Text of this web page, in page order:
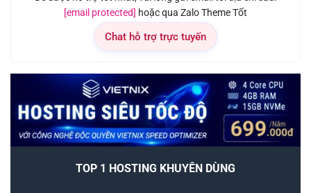
[email protected] hoặc qua Zalo Theme Tốt
Chat hỗ trợ trực tuyến
TOP 1 HOSTING KHUYÊN DÙNG